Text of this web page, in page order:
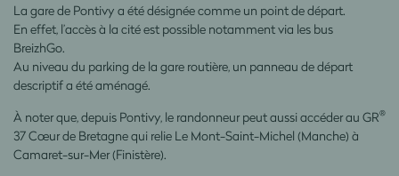
La gare de Pontivy a été désignée comme un point de départ.
En effet, l’accès à la cité est possible notamment via les bus
BreizhGo.
Au niveau du parking de la gare routière, un panneau de départ
descriptif a été aménagé.
À noter que, depuis Pontivy, le randonneur peut aussi accéder au GR®
37 Cœur de Bretagne qui relie Le Mont-Saint-Michel (Manche) à
Camaret-sur-Mer (Finistère).